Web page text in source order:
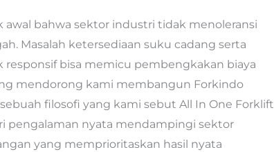
awal bahwa sektor industri tidak menoleransi
Masalah ketersediaan suku cadang serta
responsif bisa memicu pembengkakan biaya
mendorong kami membangun Forkindo
filosofi yang kami sebut All In One Forklift
pengalaman nyata mendampingi sektor
yang memprioritaskan hasil nyata